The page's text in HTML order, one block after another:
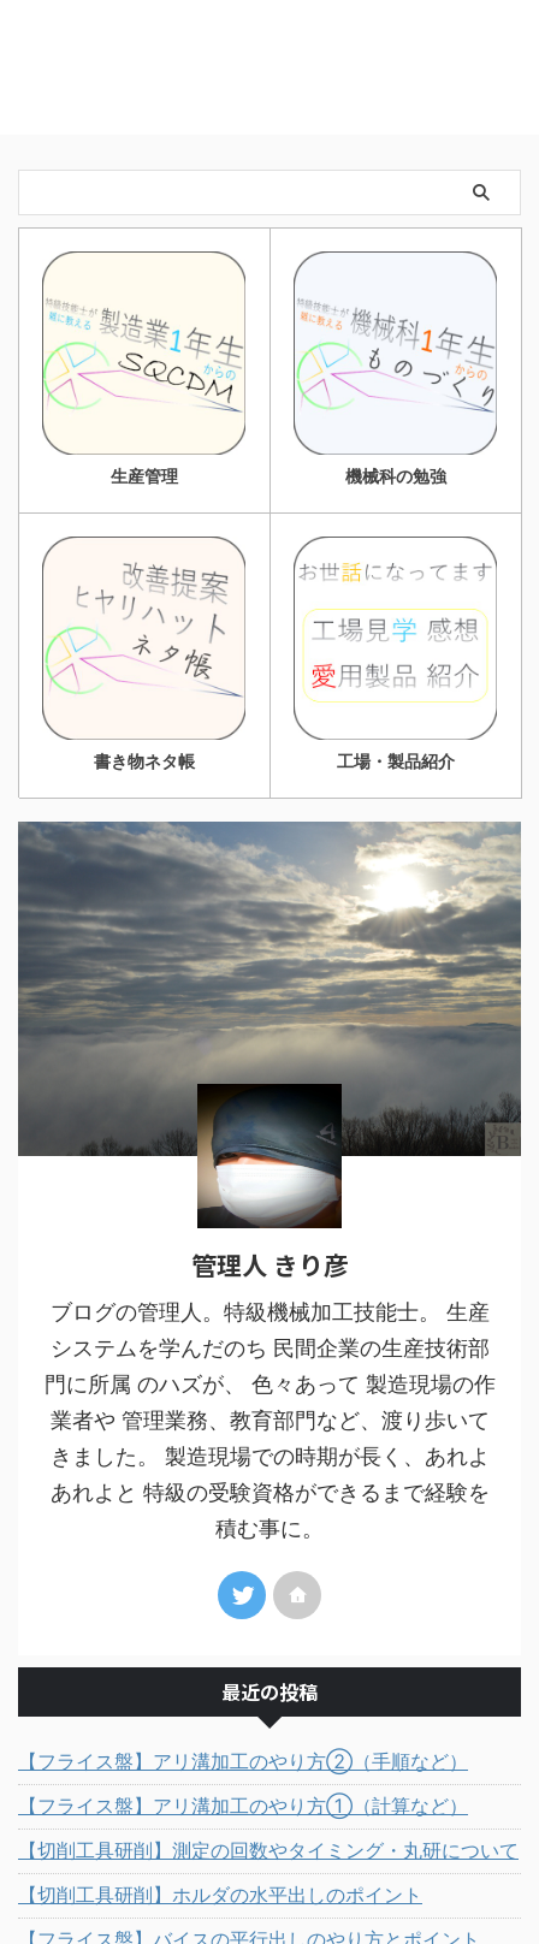
生産管理 機械科の勉強
書き物ネタ帳 工場・製品紹介
管理人 きり彦
ブログの管理人。特級機械加工技能士。 生産
システムを学んだのち 民間企業の生産技術部
門に所属 のハズが、 色々あって 製造現場の作
業者や 管理業務、教育部門など、渡り歩いて
きました。 製造現場での時期が長く、あれよ
あれよと 特級の受験資格ができるまで経験を
積む事に。
最近の投稿
【フライス盤】アリ溝加工のやり方②（手順など）
【フライス盤】アリ溝加工のやり方①（計算など）
【切削工具研削】測定の回数やタイミング・丸研について
【切削工具研削】ホルダの水平出しのポイント
【フライス盤】バイスの平行出しのやり方とポイント